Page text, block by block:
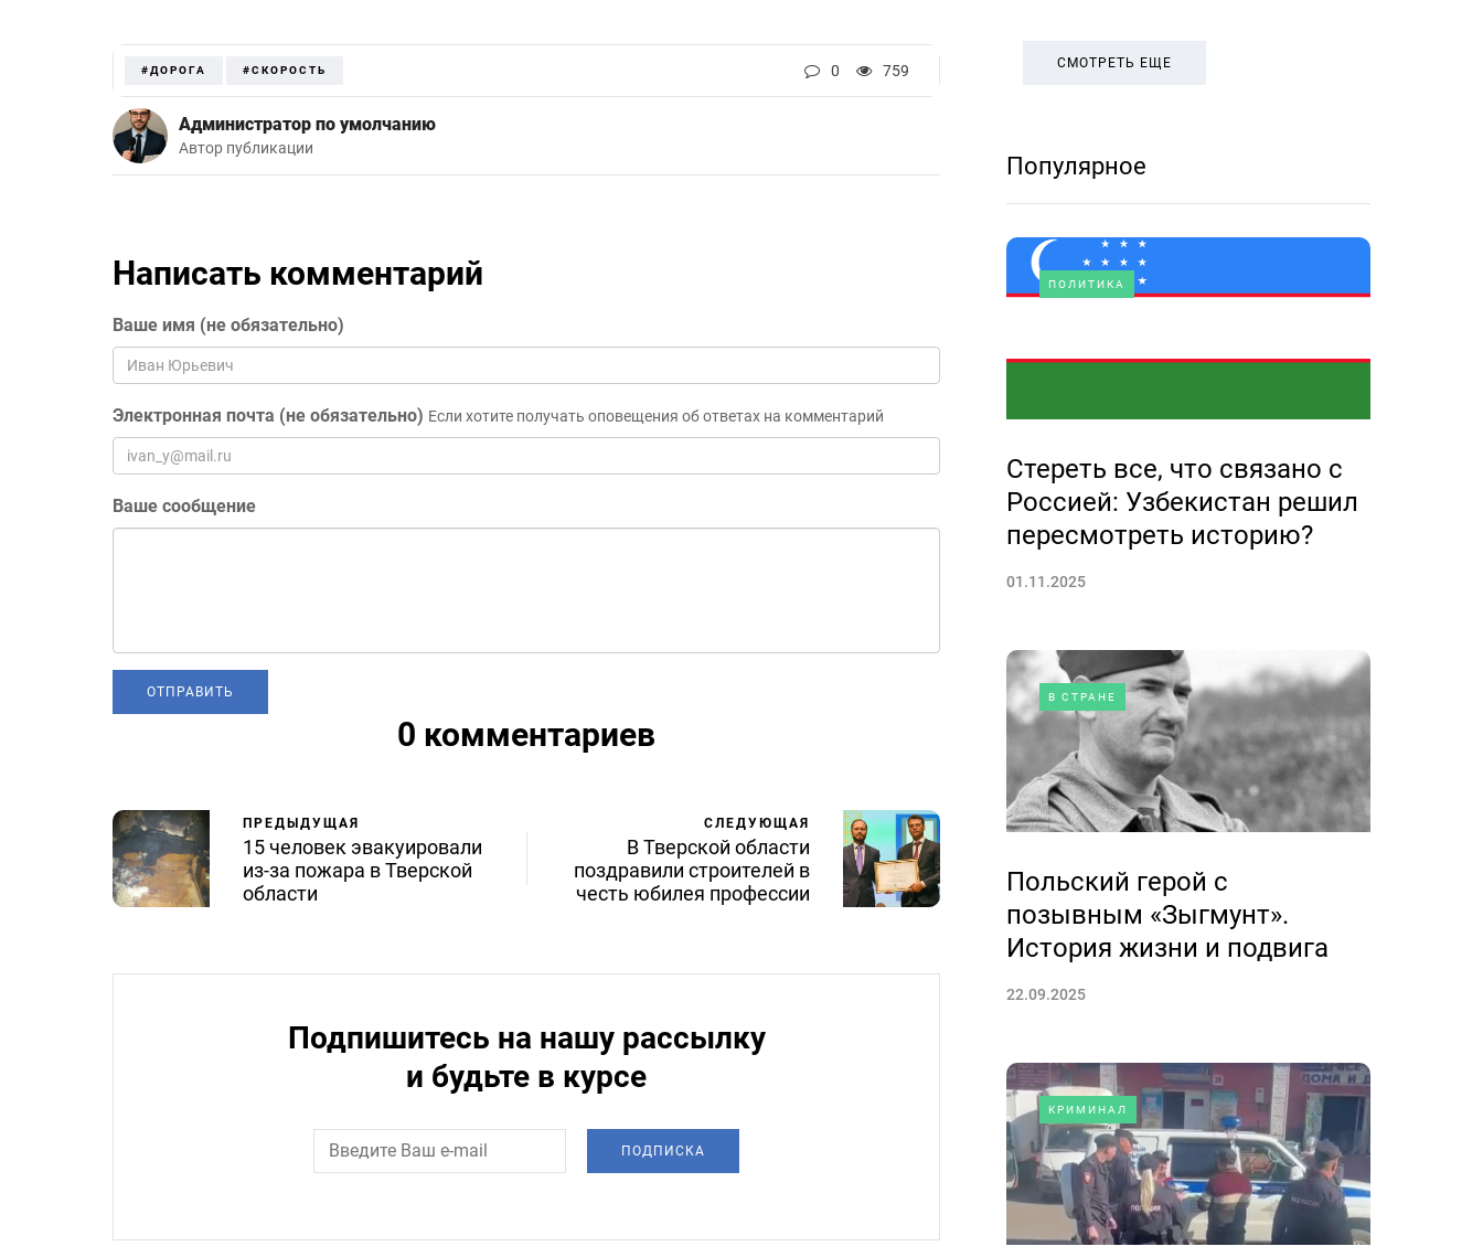
#ДОРОГА #СКОРОСТЬ 0 759
Администратор по умолчанию
Автор публикации
Написать комментарий
Ваше имя (не обязательно)
Электронная почта (не обязательно) Если хотите получать оповещения об ответах на комментарий
Ваше сообщение
0 комментариев
ПРЕДЫДУЩАЯ
15 человек эвакуировали
из-за пожара в Тверской
области
СЛЕДУЮЩАЯ
В Тверской области
поздравили строителей в
честь юбилея профессии
Подпишитесь на нашу рассылку
и будьте в курсе
ПОДПИСКА
СМОТРЕТЬ ЕЩЕ
Популярное
ПОЛИТИКА
Стереть все, что связано с
Россией: Узбекистан решил
пересмотреть историю?
01.11.2025
В СТРАНЕ
Польский герой с
позывным «Зыгмунт».
История жизни и подвига
22.09.2025
КРИМИНАЛ